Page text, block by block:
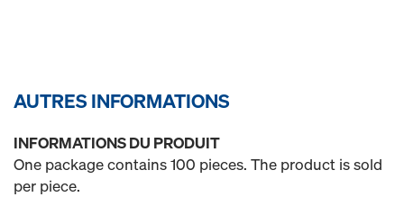
AUTRES INFORMATIONS
INFORMATIONS DU PRODUIT
One package contains 100 pieces. The product is sold
per piece.